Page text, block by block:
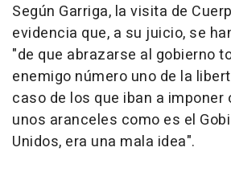
Según Garriga, la visita de
evidencia que, a su juicio, se
"de que abrazarse al gobierno
enemigo número uno de la
caso de los que iban a imponer
unos aranceles como es el
Unidos, era una mala idea".